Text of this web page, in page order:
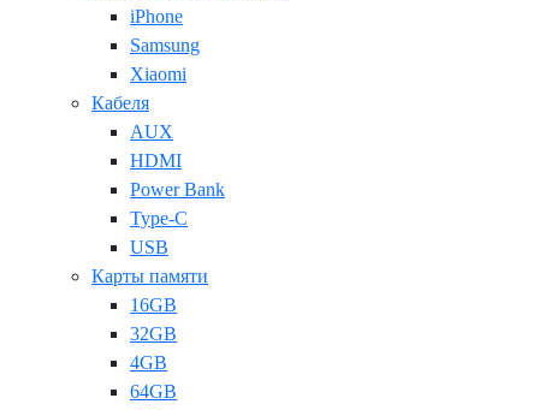
iPhone
Samsung
Xiaomi
Кабеля
AUX
HDMI
Power Bank
Type-C
USB
Карты памяти
16GB
32GB
4GB
64GB